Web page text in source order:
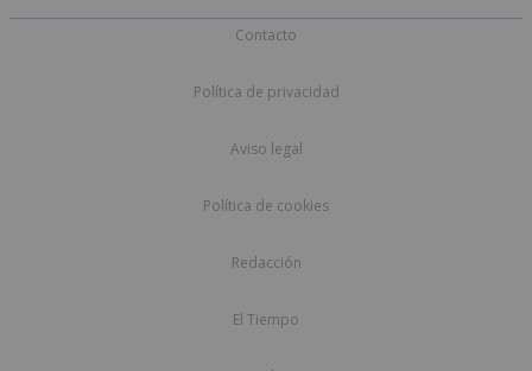
Contacto
Política de privacidad
Aviso legal
Política de cookies
Redacción
El Tiempo